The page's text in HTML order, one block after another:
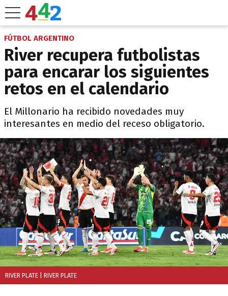
FÚTBOL ARGENTINO
River recupera futbolistas
para encarar los siguientes
retos en el calendario
El Millonario ha recibido novedades muy
interesantes en medio del receso obligatorio.
RIVER PLATE | RIVER PLATE